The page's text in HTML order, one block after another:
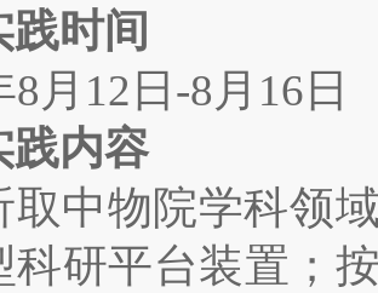
时间
8月12日-8月16日
践内容
取中物院学科领
科研平台装置；